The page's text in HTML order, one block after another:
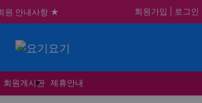
원 안내사항 ★
합법적이고 건전한 업체와 광고를 제휴합니다.
휴무 안내★
회원가입 로그인
회원게시판 제휴안내